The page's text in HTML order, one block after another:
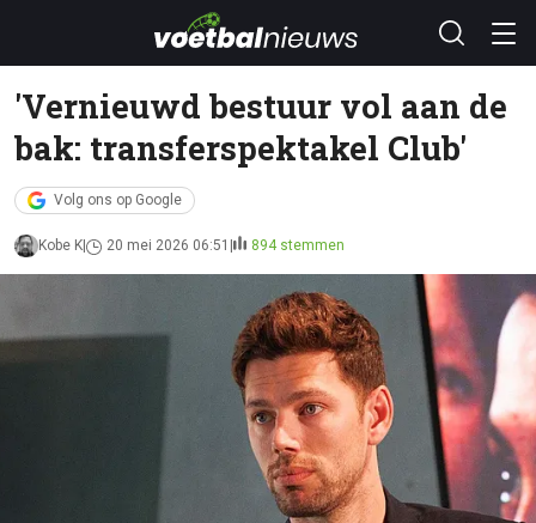
'Vernieuwd bestuur vol aan de
bak: transferspektakel Club'
Volg ons op Google
Kobe K 20 mei 2026 06:51 894 stemmen